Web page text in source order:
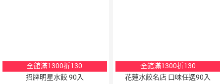
全館滿1300折130
招牌明星水餃 90入
全館滿1300折130
花蓮水餃名店 口味任選90入